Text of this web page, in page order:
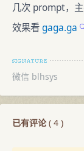
几次 prompt，
效果看gaga.ga
微信 blhsys
已有评论( 4 )